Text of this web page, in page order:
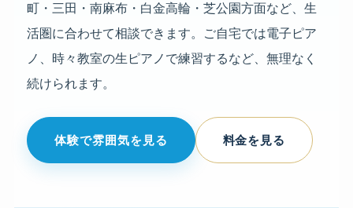
町・三田・南麻布・白金高輪・芝公園方面など、生
活圏に合わせて相談できます。ご自宅では電子ピア
ノ、時々教室の生ピアノで練習するなど、無理なく
続けられます。
体験で雰囲気を見る 料金を見る